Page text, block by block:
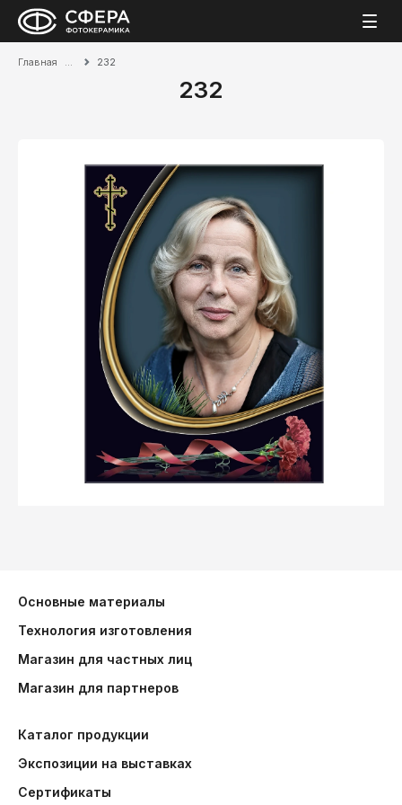
Главная 232
232
Основные материалы
Технология изготовления
Магазин для частных лиц
Магазин для партнеров
Каталог продукции
Экспозиции на выставках
Сертификаты